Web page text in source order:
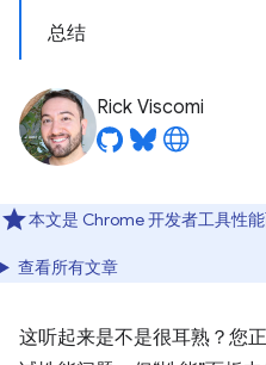
总结
Rick Viscomi
本文是 Chrome 开发者工具性
查看所有文章
这听起来是不是很耳熟？您